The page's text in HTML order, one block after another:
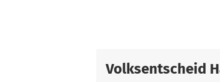
Volksentscheid